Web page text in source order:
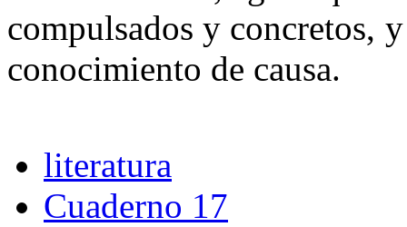
compulsados y concretos,
conocimiento de causa.
literatura
Cuaderno 17